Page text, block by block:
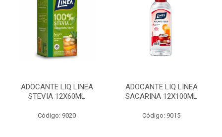
ADOCANTE LIQ LINEA
STEVIA 12X60ML
Código: 9020
ADOCANTE LIQ LINEA
SACARINA 12X100ML
Código: 9015